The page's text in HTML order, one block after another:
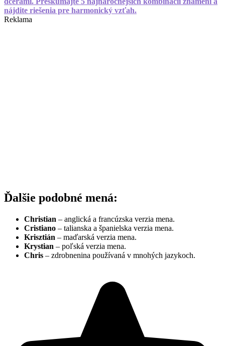
nájdite riešenia pre harmonický vzťah.
Reklama
Ďalšie podobné mená:
Christian – anglická a francúzska verzia mena.
Cristiano – talianska a španielska verzia mena.
Krisztián – maďarská verzia mena.
Krystian – poľská verzia mena.
Chris – zdrobnenina používaná v mnohých jazykoch.